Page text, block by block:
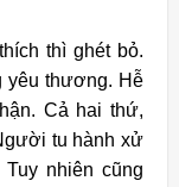
thì ghét bỏ.
yêu thương. Hễ
Cả hai thứ,
tu hành xử
nhiên cũng